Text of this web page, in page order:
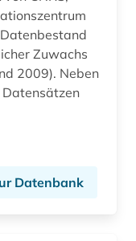
Zuwachs
2009). Neben
Datenbank